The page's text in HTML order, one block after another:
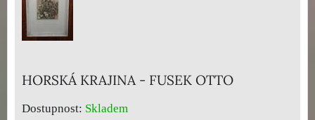
HORSKÁ KRAJINA - FUSEK OTTO
Dostupnost: Skladem